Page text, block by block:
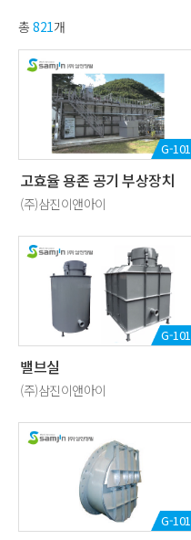
총 821개
G-101
고효율 용존 공기 부상장치
(주)삼진이앤아이
G-101
밸브실
(주)삼진이앤아이
G-101